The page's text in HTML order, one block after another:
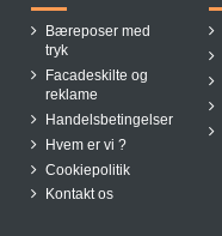
Bæreposer med
tryk
Facadeskilte og
reklame
Handelsbetingelser
Hvem er vi ?
Cookiepolitik
Kontakt os